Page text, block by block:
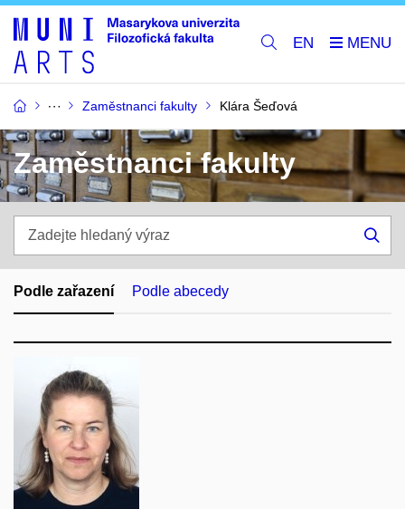
EN
Zaměstnanci fakulty Klára Šeďová
Zaměstnanci fakulty
hledaný
výraz
Podle zařazení Podle abecedy